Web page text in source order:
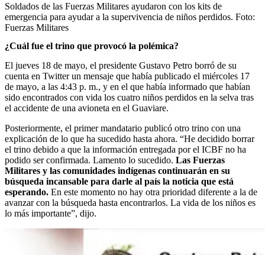
Soldados de las Fuerzas Militares ayudaron con los kits de
emergencia para ayudar a la supervivencia de niños perdidos. Foto:
Fuerzas Militares
¿Cuál fue el trino que provocó la polémica?
El jueves 18 de mayo, el presidente Gustavo Petro borró de su
cuenta en Twitter un mensaje que había publicado el miércoles 17
de mayo, a las 4:43 p. m., y en el que había informado que habían
sido encontrados con vida los cuatro niños perdidos en la selva tras
el accidente de una avioneta en el Guaviare.
Posteriormente, el primer mandatario publicó otro trino con una
explicación de lo que ha sucedido hasta ahora. “He decidido borrar
el trino debido a que la información entregada por el ICBF no ha
podido ser confirmada. Lamento lo sucedido. Las Fuerzas
Militares y las comunidades indígenas continuarán en su
búsqueda incansable para darle al país la noticia que está
esperando. En este momento no hay otra prioridad diferente a la de
avanzar con la búsqueda hasta encontrarlos. La vida de los niños es
lo más importante”, dijo.